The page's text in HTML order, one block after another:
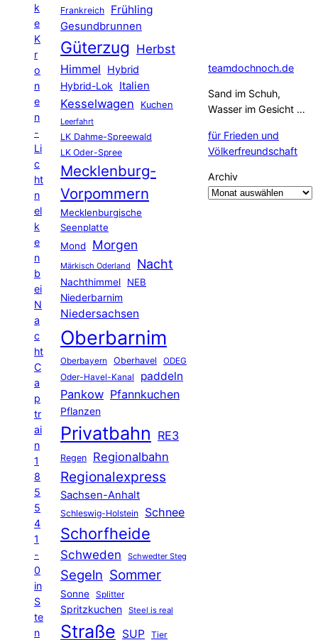
k
e
K
r
o
n
e
n
-
Li
c
ht
n
el
k
e
n
b
ei
N
a
c
ht
C
a
p
tr
ai
n
1
8
5
5
4
1
-
0
in
S
te
n
Frankreich Frühling
Gesundbrunnen
Güterzug Herbst
Himmel
Hybrid
Hybrid-Lok Italien
Kesselwagen Kuchen
Leerfahrt
LK Dahme-Spreewald
LK Oder-Spree
Mecklenburg-
Vorpommern
Mecklenburgische
Seenplatte
Mond
Morgen
Märkisch Oderland Nacht
Nachthimmel
NEB
Niederbarnim
Niedersachsen
Oberbarnim
Oberbayern Oberhavel ODEG
Oder-Havel-Kanal paddeln
Pankow Pfannkuchen
Pflanzen
Privatbahn RE3
Regen Regionalbahn
Regionalexpress
Sachsen-Anhalt
Schleswig-Holstein Schnee
Schorfheide
Schweden Schwedter Steg
Segeln Sommer
Sonne Splitter
Spritzkuchen Steel is real
Straße SUP Tier
teamdochnoch.de
Sand im Schuh,
Wasser im Gesicht …
für Frieden und
Völkerfreundschaft
Archiv